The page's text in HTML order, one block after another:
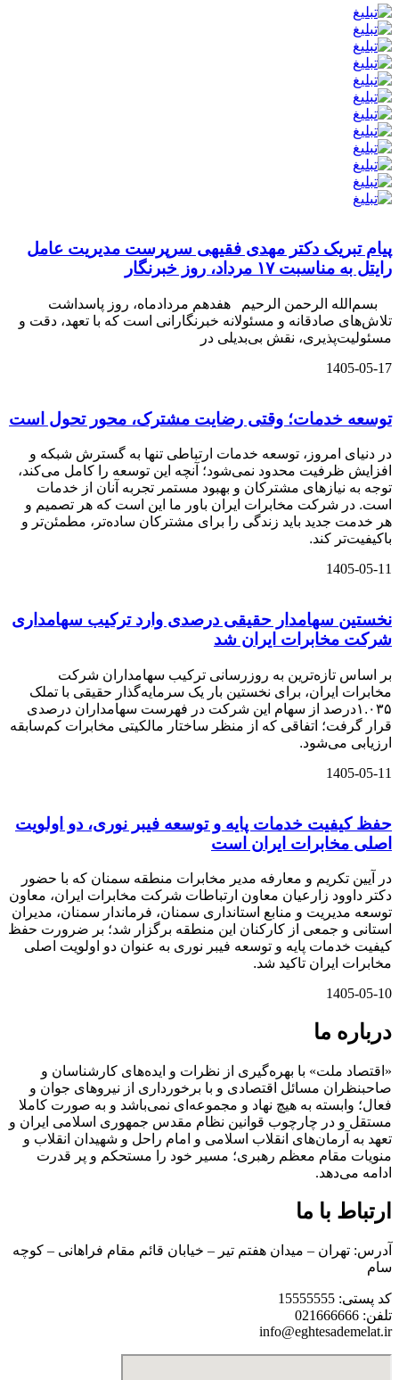
پیام تبریک دکتر مهدی فقیهی سرپرست مدیریت عامل
رایتل به مناسبت ۱۷ مرداد، روز خبرنگار
بسم‌الله الرحمن الرحیم هفدهم مردادماه، روز پاسداشت
تلاش‌های صادقانه و مسئولانه خبرنگارانی است که با تعهد، دقت و
مسئولیت‌پذیری، نقش بی‌بدیلی در
1405-05-17
توسعه خدمات؛ وقتی رضایت مشترک، محور تحول است
در دنیای امروز، توسعه خدمات ارتباطی تنها به گسترش شبکه و
افزایش ظرفیت محدود نمی‌شود؛ آنچه این توسعه را کامل می‌کند،
توجه به نیازهای مشترکان و بهبود مستمر تجربه آنان از خدمات
است. در شرکت مخابرات ایران باور ما این است که هر تصمیم و
هر خدمت جدید باید زندگی را برای مشترکان ساده‌تر، مطمئن‌تر و
باکیفیت‌تر کند.
1405-05-11
نخستین سهامدار حقیقی درصدی وارد ترکیب سهامداری
شرکت مخابرات ایران شد
بر اساس تازه‌ترین به‌ روزرسانی ترکیب سهامداران شرکت
مخابرات ایران، برای نخستین بار یک سرمایه‌گذار حقیقی با تملک
۱.۰۳۵درصد از سهام این شرکت در فهرست سهامداران درصدی
قرار گرفت؛ اتفاقی که از منظر ساختار مالکیتی مخابرات کم‌سابقه
ارزیابی می‌شود.
1405-05-11
حفظ کیفیت خدمات پایه و توسعه فیبر نوری، دو اولویت
اصلی مخابرات ایران است
در آیین تکریم و معارفه مدیر مخابرات منطقه سمنان که با حضور
دکتر داوود زارعیان معاون ارتباطات شرکت مخابرات ایران، معاون
توسعه مدیریت و منابع استانداری سمنان، فرماندار سمنان، مدیران
استانی و جمعی از کارکنان این منطقه برگزار شد؛ بر ضرورت حفظ
کیفیت خدمات پایه و توسعه فیبر نوری به عنوان دو اولویت اصلی
مخابرات ایران تاکید شد.
1405-05-10
درباره ما
«اقتصاد ملت» با بهره‌گیری از نظرات و ایده‌های کارشناسان و
صاحبنظران مسائل اقتصادی و با برخورداری از نیروهای جوان و
فعال؛ وابسته به هیچ نهاد و مجموعه‌ای نمی‌‌باشد و به صورت کاملا
مستقل و در چارچوب قوانین نظام مقدس جمهوری اسلامی ایران و
تعهد به آرمان‌های انقلاب اسلامی و امام راحل و شهیدان انقلاب و
منویات مقام معظم رهبری؛ مسیر خود را مستحکم و پر قدرت
ادامه می‌دهد.
ارتباط با ما
آدرس: تهران – میدان هفتم تیر – خیابان قائم مقام فراهانی – کوچه
سام
کد پستی: 15555555
تلفن: 021666666
info@eghtesademelat.ir